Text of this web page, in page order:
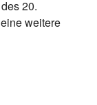
20.
weitere